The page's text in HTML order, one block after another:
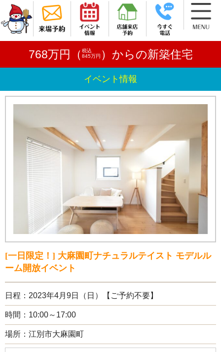
768万円（ 税込
845万円 ）からの新築住宅
イベント情報
[一日限定！] 大麻園町ナチュラルテイスト モデルル
ーム開放イベント
日程：2023年4月9日（日）【ご予約不要】
時間：10:00～17:00
場所：江別市大麻園町